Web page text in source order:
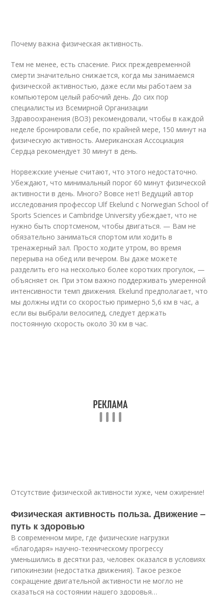
Почему важна физическая активность.
Тем не менее, есть спасение. Риск преждевременной
смерти значительно снижается, когда мы занимаемся
физической активностью, даже если мы работаем за
компьютером целый рабочий день. До сих пор
специалисты из Всемирной Организации
Здравоохранения (ВОЗ) рекомендовали, чтобы в каждой
неделе бронировали себе, по крайней мере, 150 минут на
физическую активность. Американская Ассоциация
Сердца рекомендует 30 минут в день.
Норвежские ученые считают, что этого недостаточно.
Убеждают, что минимальный порог 60 минут физической
активности в день. Много? Вовсе нет! Ведущий автор
исследования профессор Ulf Ekelund с Norwegian School of
Sports Sciences и Cambridge University убеждает, что не
нужно быть спортсменом, чтобы двигаться. — Вам не
обязательно заниматься спортом или ходить в
тренажерный зал. Просто ходите утром, во время
перерыва на обед или вечером. Вы даже можете
разделить его на несколько более коротких прогулок, —
объясняет он. При этом важно поддерживать умеренной
интенсивности темп движения. Ekelund предполагает, что
мы должны идти со скоростью примерно 5,6 км в час, а
если вы выбрали велосипед, следует держать
постоянную скорость около 30 км в час.
Отсутствие физической активности хуже, чем ожирение!
Физическая активность польза. Движение –
путь к здоровью
В современном мире, где физические нагрузки
«благодаря» научно-техническому прогрессу
уменьшились в десятки раз, человек оказался в условиях
гипокинезии (недостатка движения). Такое резкое
сокращение двигательной активности не могло не
сказаться на состоянии нашего здоровья…